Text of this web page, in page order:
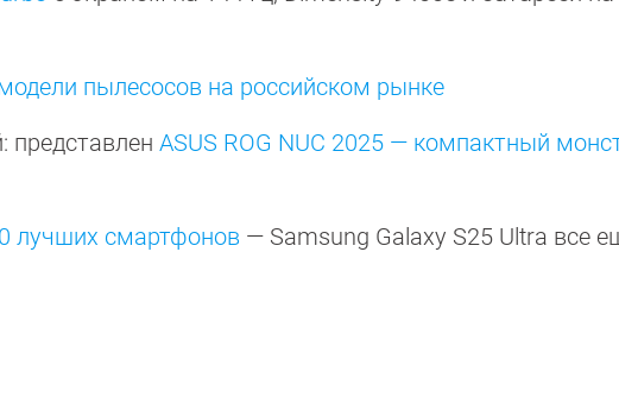
пылесосов на российском рынке
представлен ASUS ROG NUC 2025 — компактный
лучших смартфонов — Samsung Galaxy S25 Ultra все